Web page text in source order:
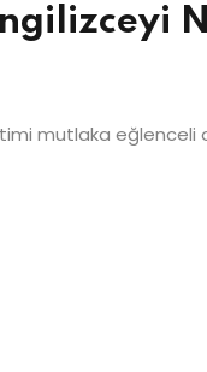
mutlaka eğlenceli